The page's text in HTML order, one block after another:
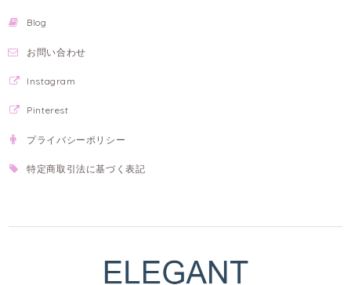
Blog
お問い合わせ
Instagram
Pinterest
プライバシーポリシー
特定商取引法に基づく表記